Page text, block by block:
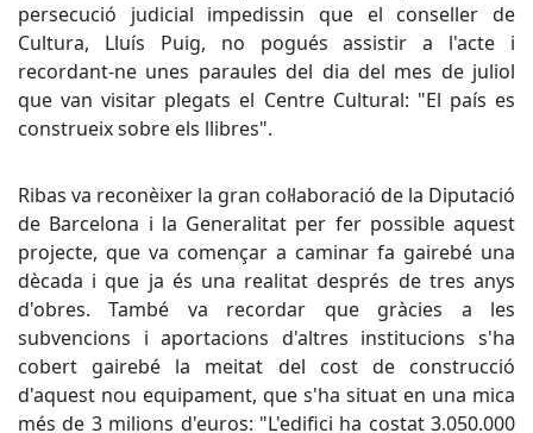
persecució judicial impedissin que el conseller de
Cultura, Lluís Puig, no pogués assistir a l'acte i
recordant-ne unes paraules del dia del mes de juliol
que van visitar plegats el Centre Cultural: "El país es
construeix sobre els llibres".
Ribas va reconèixer la gran col·laboració de la Diputació
de Barcelona i la Generalitat per fer possible aquest
projecte, que va començar a caminar fa gairebé una
dècada i que ja és una realitat després de tres anys
d'obres. També va recordar que gràcies a les
subvencions i aportacions d'altres institucions s'ha
cobert gairebé la meitat del cost de construcció
d'aquest nou equipament, que s'ha situat en una mica
més de 3 milions d'euros: "L'edifici ha costat 3.050.000